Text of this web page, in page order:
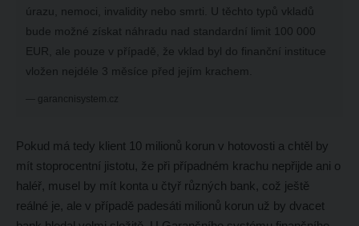
úrazu, nemoci, invalidity nebo smrti. U těchto typů vkladů
bude možné získat náhradu nad standardní limit 100 000
EUR, ale pouze v případě, že vklad byl do finanční instituce
vložen nejdéle 3 měsíce před jejím krachem.
garancnisystem.cz
Pokud má tedy klient 10 milionů korun v hotovosti a chtěl by
mít stoprocentní jistotu, že při případném krachu nepřijde ani o
haléř, musel by mít konta u čtyř různých bank, což ještě
reálné je, ale v případě padesáti milionů korun už by dvacet